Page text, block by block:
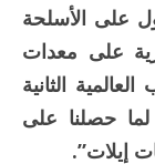
الأسلحة
على معدات
الثانية
لما حصلنا على
إيلات”.